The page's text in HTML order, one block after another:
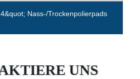
Nass-/Trockenpolierpads
UNS